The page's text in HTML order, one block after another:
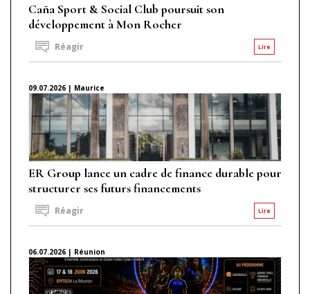
Caña Sport & Social Club poursuit son
développement à Mon Rocher
Lire
Réagir
09.07.2026 | Maurice
ER Group lance un cadre de finance durable pour
structurer ses futurs financements
Lire
Réagir
06.07.2026 | Réunion